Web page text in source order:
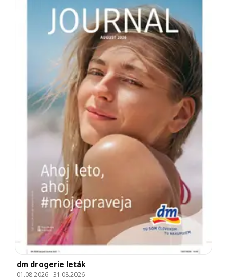
dm drogerie leták
01.08.2026-31.08.2026